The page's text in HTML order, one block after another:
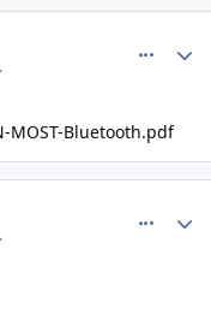
MOST-Bluetooth.pdf